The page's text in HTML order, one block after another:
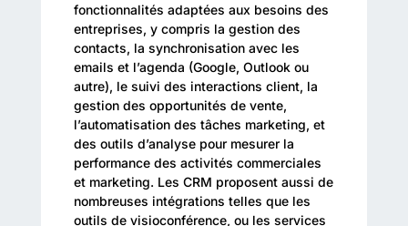
fonctionnalités adaptées aux besoins des
entreprises, y compris la gestion des
contacts, la synchronisation avec les
emails et l’agenda (Google, Outlook ou
autre), le suivi des interactions client, la
gestion des opportunités de vente,
l’automatisation des tâches marketing, et
des outils d’analyse pour mesurer la
performance des activités commerciales
et marketing. Les CRM proposent aussi de
nombreuses intégrations telles que les
outils de visioconférence, ou les services